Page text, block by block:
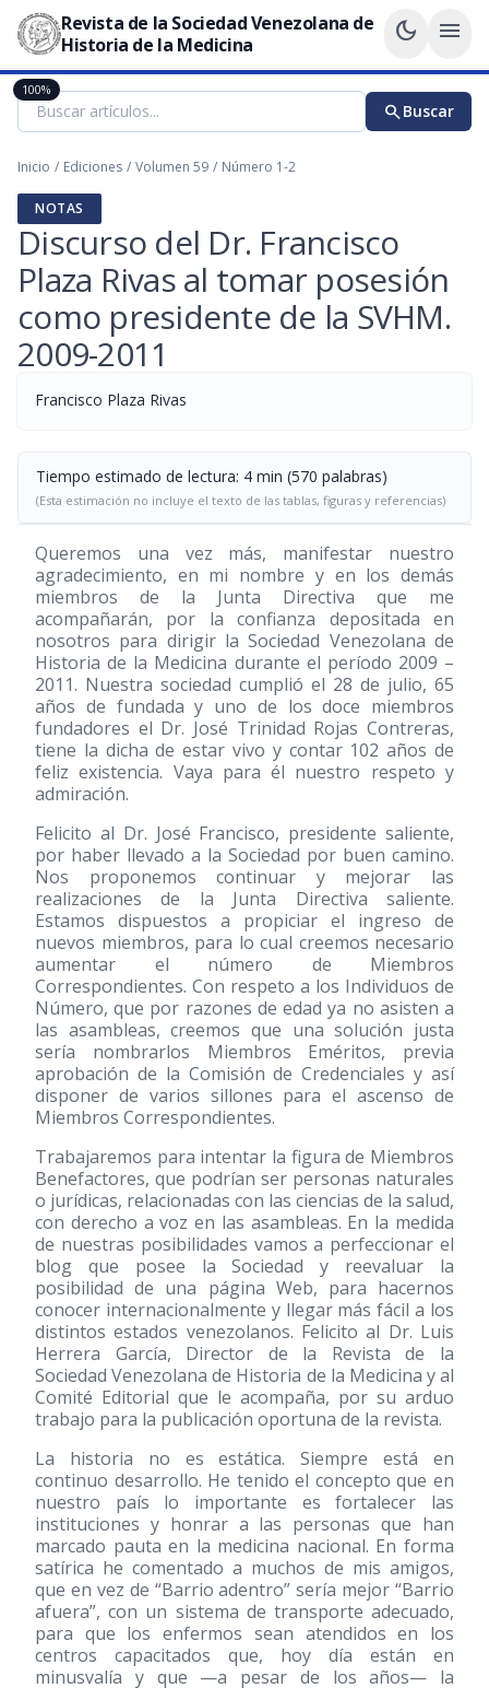
Revista de la Sociedad Venezolana de
Historia de la Medicina
dark_mode menu
searchBuscar
Inicio / Ediciones / Volumen 59 / Número 1-2
NOTAS
Discurso del Dr. Francisco
Plaza Rivas al tomar posesión
como presidente de la SVHM.
2009-2011
Francisco Plaza Rivas
Tiempo estimado de lectura: 4 min (570 palabras)
(Esta estimación no incluye el texto de las tablas, figuras y referencias)
Queremos una vez más, manifestar nuestro
agradecimiento, en mi nombre y en los demás
miembros de la Junta Directiva que me
acompañarán, por la confianza depositada en
nosotros para dirigir la Sociedad Venezolana de
Historia de la Medicina durante el período 2009 –
2011. Nuestra sociedad cumplió el 28 de julio, 65
años de fundada y uno de los doce miembros
fundadores el Dr. José Trinidad Rojas Contreras,
tiene la dicha de estar vivo y contar 102 años de
feliz existencia. Vaya para él nuestro respeto y
admiración.
Felicito al Dr. José Francisco, presidente saliente,
por haber llevado a la Sociedad por buen camino.
Nos proponemos continuar y mejorar las
realizaciones de la Junta Directiva saliente.
Estamos dispuestos a propiciar el ingreso de
nuevos miembros, para lo cual creemos necesario
aumentar el número de Miembros
Correspondientes. Con respeto a los Individuos de
Número, que por razones de edad ya no asisten a
las asambleas, creemos que una solución justa
sería nombrarlos Miembros Eméritos, previa
aprobación de la Comisión de Credenciales y así
disponer de varios sillones para el ascenso de
Miembros Correspondientes.
Trabajaremos para intentar la figura de Miembros
Benefactores, que podrían ser personas naturales
o jurídicas, relacionadas con las ciencias de la salud,
con derecho a voz en las asambleas. En la medida
de nuestras posibilidades vamos a perfeccionar el
blog que posee la Sociedad y reevaluar la
posibilidad de una página Web, para hacernos
conocer internacionalmente y llegar más fácil a los
distintos estados venezolanos. Felicito al Dr. Luis
Herrera García, Director de la Revista de la
Sociedad Venezolana de Historia de la Medicina y al
Comité Editorial que le acompaña, por su arduo
trabajo para la publicación oportuna de la revista.
La historia no es estática. Siempre está en
continuo desarrollo. He tenido el concepto que en
nuestro país lo importante es fortalecer las
instituciones y honrar a las personas que han
marcado pauta en la medicina nacional. En forma
satírica he comentado a muchos de mis amigos,
que en vez de “Barrio adentro” sería mejor “Barrio
afuera”, con un sistema de transporte adecuado,
para que los enfermos sean atendidos en los
centros capacitados que, hoy día están en
minusvalía y que —a pesar de los años— la
100%